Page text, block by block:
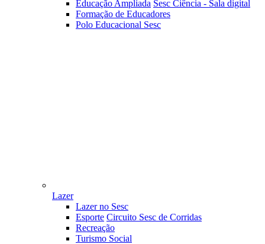
Educação Ampliada Sesc Ciência - Sala digital
Formação de Educadores
Polo Educacional Sesc
Lazer
Lazer no Sesc
Esporte Circuito Sesc de Corridas
Recreação
Turismo Social